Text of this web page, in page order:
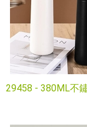
29458 - 380ML不